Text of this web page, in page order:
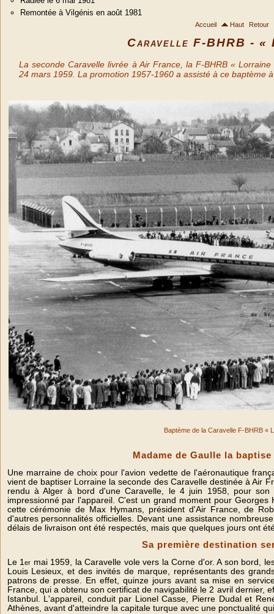
Remontée à Vilgénis en août 1981
Accueil Haut Retour
Caravelle F-BHRB - «
La seconde Caravelle livrée à Air France, la F-BHRB «
24 mars 1959. La promotion 1957-1960 a assisté à ce baptème
Baptème de la Caravelle F-BHRB «
Madame de Gaulle la
Une marraine de choix pour l'avion vedette de l'aéronautique
vient de baptiser Lorraine la seconde des Caravelle destinée à Air
rendu à Alger à bord d'une Caravelle, le 4 juin 1958, pour
impressionné par l'appareil. C'est un grand moment pour
cette cérémonie de Max Hymans, président d'Air France, de
d'autres personnalités officielles. Devant une assistance
délais de livraison ont été respectés, mais que quelques jours ont
Sa première destination
Le 1er mai 1959, la Caravelle vole vers la Corne d'or. A son bord,
Louis Lesieux, et des invités de marque, représentants des
patrons de presse. En effet, quinze jours avant sa mise en
France, qui a obtenu son certificat de navigabilité le 2 avril dernier,
Istanbul. L'appareil, conduit par Lionel Casse, Pierre Dudal et
Athènes, avant d'atteindre la capitale turque avec une ponctualité